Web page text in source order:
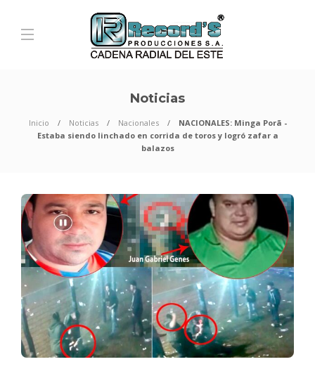
Noticias
Inicio Noticias Nacionales
NACIONALES: Minga Porã -
Estaba siendo linchado en corrida de toros y logró zafar a
balazos